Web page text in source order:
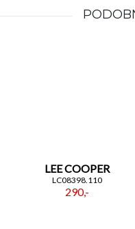
kobietach. Zegarek
LC08303.120 — złoto,
LEE COOPER
LC08398.110
290,-